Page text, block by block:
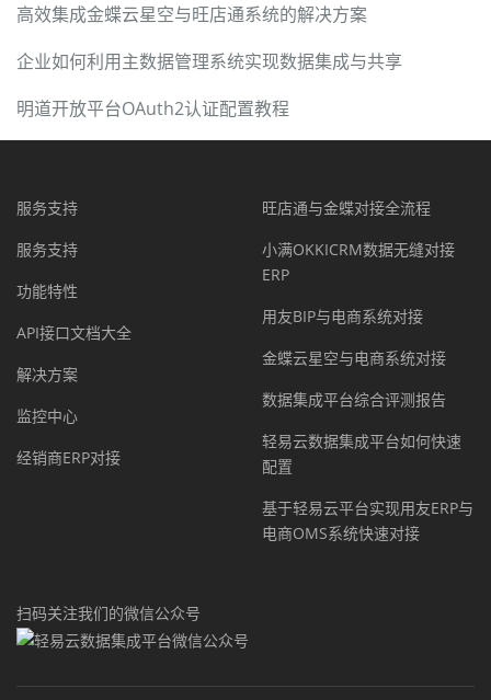
高效集成金蝶云星空与旺店通系统的解决方案
企业如何利用主数据管理系统实现数据集成与共享
明道开放平台OAuth2认证配置教程
服务支持
服务支持
功能特性
API接口文档大全
解决方案
监控中心
经销商ERP对接
旺店通与金蝶对接全流程
小满OKKICRM数据无缝对接
ERP
用友BIP与电商系统对接
金蝶云星空与电商系统对接
数据集成平台综合评测报告
轻易云数据集成平台如何快速
配置
基于轻易云平台实现用友ERP与
电商OMS系统快速对接
扫码关注我们的微信公众号